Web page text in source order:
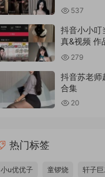
合集537
抖音小小叮
真&视频 作
279
抖音苏老师
合集
20
热门标签
小u优优子 童锣烧 轩子